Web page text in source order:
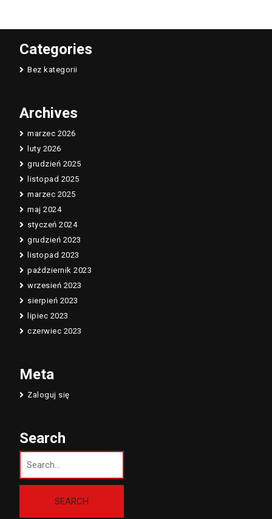
Categories
Bez kategorii
Archives
marzec 2026
luty 2026
grudzień 2025
listopad 2025
marzec 2025
maj 2024
styczeń 2024
grudzień 2023
listopad 2023
październik 2023
wrzesień 2023
sierpień 2023
lipiec 2023
czerwiec 2023
Meta
Zaloguj się
Search